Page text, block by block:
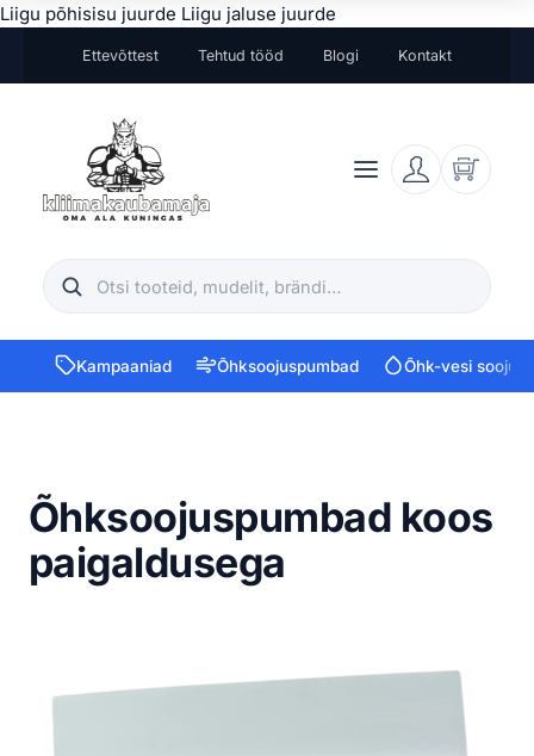
Liigu põhisisu juurde Liigu jaluse juurde
Ettevõttest Tehtud tööd Blogi Kontakt
Otsi
Kampaaniad Õhksoojuspumbad Õhk-vesi
Õhksoojuspumbad koos
paigaldusega